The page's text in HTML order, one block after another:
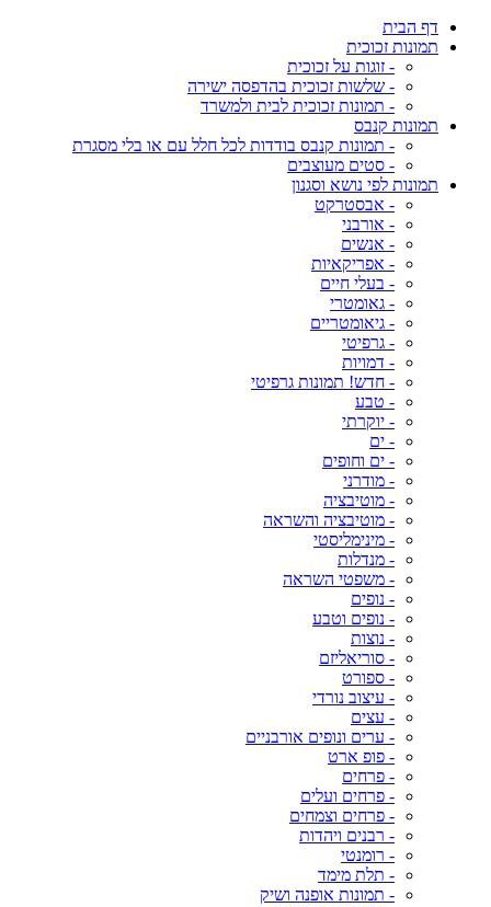
דף הבית
תמונות זכוכית
- זוגות על זכוכית
- שלשות זכוכית בהדפסה ישירה
- תמונות זכוכית לבית ולמשרד
תמונות קנבס
- תמונות קנבס בודדות לכל חלל עם או בלי מסגרת
- סטים מעוצבים
תמונות לפי נושא וסגנון
- אבסטרקט
- אורבני
- אנשים
- אפריקאיות
- בעלי חיים
- גאומטרי
- גיאומטריים
- גרפיטי
- דמויות
- חדש! תמונות גרפיטי
- טבע
- יוקרתי
- ים
- ים וחופים
- מודרני
- מוטיבציה
- מוטיבציה והשראה
- מינימליסטי
- מנדלות
- משפטי השראה
- נופים
- נופים וטבע
- נוצות
- סוריאליזם
- ספורט
- עיצוב נורדי
- עצים
- ערים ונופים אורבניים
- פופ ארט
- פרחים
- פרחים ועלים
- פרחים וצמחים
- רבנים ויהדות
- רומנטי
- תלת מימד
- תמונות אופנה ושיק